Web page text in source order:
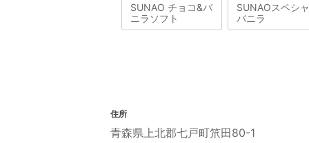
SUNAO チョコ&バ
ニラソフト
SUNAOスペシ
バニラ
住所
青森県上北郡七戸町笊田80-1